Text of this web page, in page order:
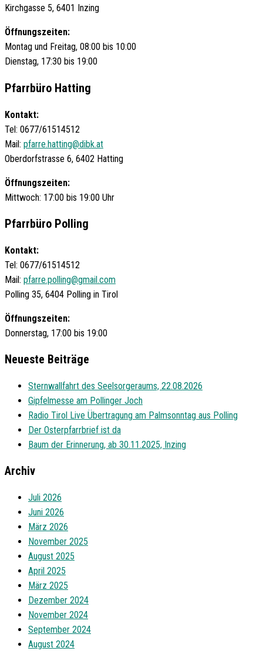
Kirchgasse 5, 6401 Inzing
Öffnungszeiten:
Montag und Freitag, 08:00 bis 10:00
Dienstag, 17:30 bis 19:00
Pfarrbüro Hatting
Kontakt:
Tel: 0677/61514512
Mail: pfarre.hatting@dibk.at
Oberdorfstrasse 6, 6402 Hatting
Öffnungszeiten:
Mittwoch: 17:00 bis 19:00 Uhr
Pfarrbüro Polling
Kontakt:
Tel: 0677/61514512
Mail: pfarre.polling@gmail.com
Polling 35, 6404 Polling in Tirol
Öffnungszeiten:
Donnerstag, 17:00 bis 19:00
Neueste Beiträge
Sternwallfahrt des Seelsorgeraums, 22.08.2026
Gipfelmesse am Pollinger Joch
Radio Tirol Live Übertragung am Palmsonntag aus Polling
Der Osterpfarrbrief ist da
Baum der Erinnerung, ab 30.11.2025, Inzing
Archiv
Juli 2026
Juni 2026
März 2026
November 2025
August 2025
April 2025
März 2025
Dezember 2024
November 2024
September 2024
August 2024